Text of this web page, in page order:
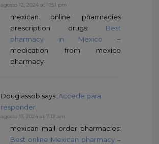
agosto 12, 2024 at 11:51 pm
mexican online pharmacies
prescription drugs: Best
pharmacy in Mexico –
medication from mexico
pharmacy
Douglassob says :Accede para
responder
agosto 13, 2024 at 7:12 am
mexican mail order pharmacies:
Best online Mexican pharmacy –